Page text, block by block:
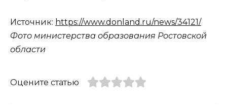
Источник: https://www.donland.ru/news/34121/
Фото министерства образования Ростовской
области
Оцените статью